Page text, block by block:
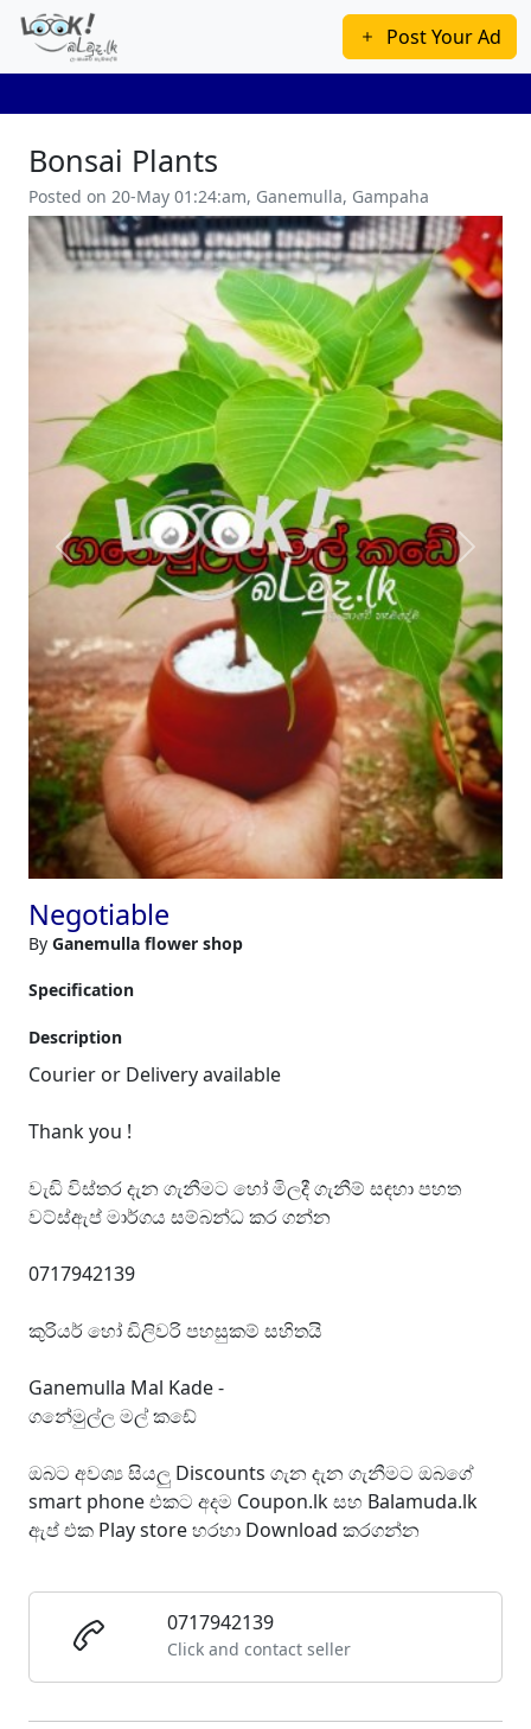
Post Your Ad
Bonsai Plants
Posted on 20-May 01:24:am, Ganemulla, Gampaha
Previous Next
Negotiable
By Ganemulla flower shop
Specification
Description
Courier or Delivery available
Thank you !
වැඩි විස්තර දැන ගැනීමට හෝ මිලදී ගැනීම් සඳහා පහත
වට්ස්ඇප් මාර්ගය සම්බන්ධ කර ගන්න
0717942139
කුරියර් හෝ ඩිලිවරි පහසුකම් සහිතයි
Ganemulla Mal Kade -
ගනේමුල්ල මල් කඩේ
ඔබට අවශ්‍ය සියලු Discounts ගැන දැන ගැනීමට ඔබගේ
smart phone එකට අදම Coupon.lk සහ Balamuda.lk
ඇප් එක Play store හරහා Download කරගන්න
0717942139
Click and contact seller